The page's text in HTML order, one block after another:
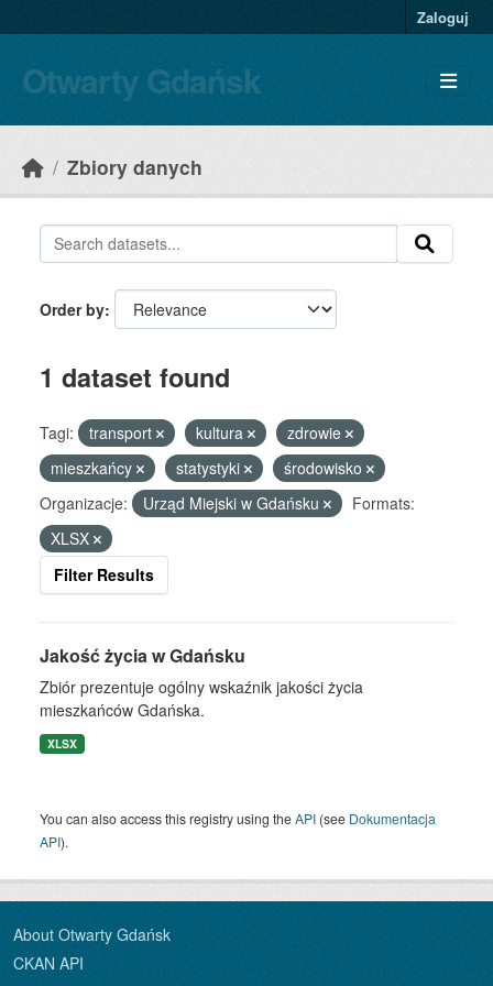
Zaloguj
Otwarty Gdańsk
Zbiory danych
Order by
1 dataset found
Tagi: transport kultura
zdrowie
mieszkańcy
statystyki
środowisko
Organizacje:
Urząd Miejski w Gdańsku
Formats:
XLSX
Filter Results
Jakość życia w Gdańsku
Zbiór prezentuje ogólny wskaźnik jakości życia
mieszkańców Gdańska.
XLSX
You can also access this registry using theAPI (see Dokumentacja
API).
About Otwarty Gdańsk
CKAN API